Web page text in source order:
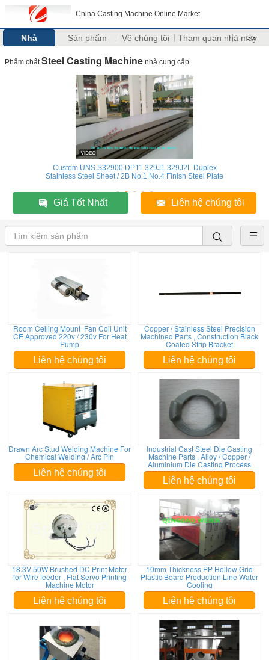
China Casting Machine Online Market
Nhà Sản phẩm Về chúng tôi Tham quan nhà máy
>>
Phẩm chấtSteel Casting Machine nhà cung cấp
Custom UNS S32900 DP11 329J1 329J2L Duplex
Stainless Steel Sheet / 2B No.1 No.4 Finish Steel Plate
Giá Tốt Nhất Liên hệ chúng tôi
Room Ceiling Mount Fan Coil Unit
CE Approved 220v / 230v For Heat
Pump
Liên hệ chúng tôi
Copper / Stainless Steel Precision
Machined Parts , Construction Black
Coated Strip Bracket
Liên hệ chúng tôi
Drawn Arc Stud Welding Machine For
Chemical Welding / Arc Pin
Liên hệ chúng tôi
Industrial Cast Steel Die Casting
Machine Parts , Alloy / Copper /
Aluminium Die Casting Process
Liên hệ chúng tôi
18.3V 50W Brushed DC Print Motor
for Wire feeder , Flat Servo Printing
Machine Motor
Liên hệ chúng tôi
10mm Thickness PP Hollow Grid
Plastic Board Production Line Water
Cooling
Liên hệ chúng tôi